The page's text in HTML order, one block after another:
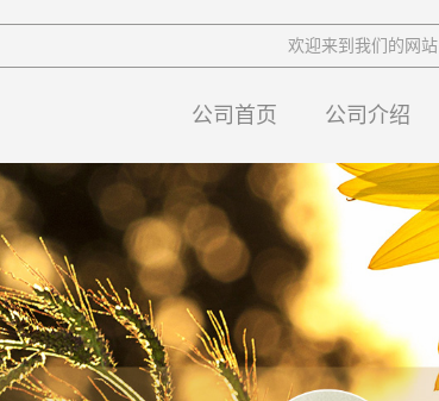
欢迎来到我们的网站
公司首页 公司介绍